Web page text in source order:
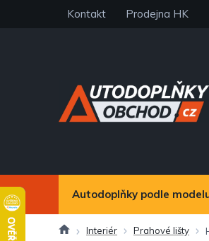
Kontakt Prodejna HK
Autodoplňky podle
DomůInteriér Prahové lišty